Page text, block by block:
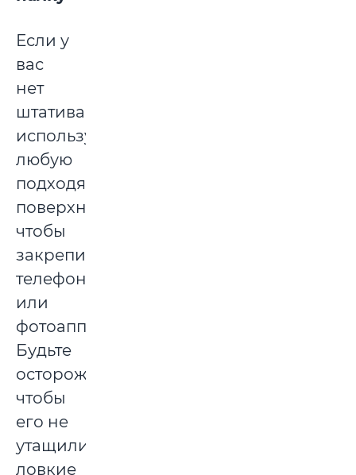
Если у
вас
нет
штатива,
используйте
любую
подходящую
поверхность,
чтобы
закрепить
телефон
или
фотоаппарат.
Будьте
осторожны,
чтобы
его не
утащили
ловкие